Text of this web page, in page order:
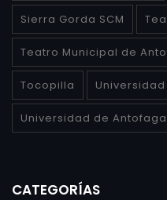
Sierra Gorda SCM
Teatro Municipal de
Tocopilla
Universidad de
CATEGORÍAS